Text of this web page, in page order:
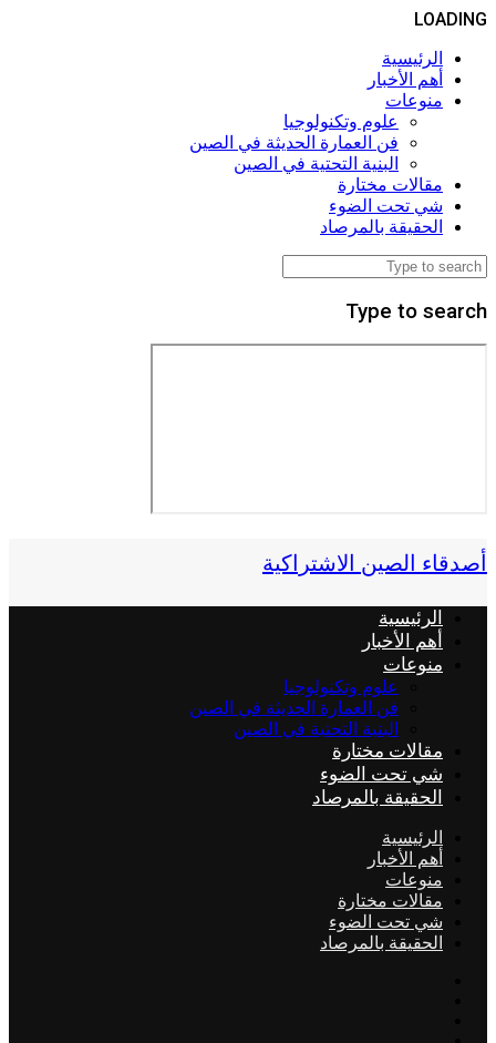
LOADING
الرئيسية
أهم الأخبار
منوعات
علوم وتكنولوجيا
فن العمارة الحديثة في الصين
البنية التحتية في الصين
مقالات مختارة
شي تحت الضوء
الحقيقة بالمرصاد
Type to search
أصدقاء الصين الاشتراكية
الرئيسية
أهم الأخبار
منوعات
علوم وتكنولوجيا
فن العمارة الحديثة في الصين
البنية التحتية في الصين
مقالات مختارة
شي تحت الضوء
الحقيقة بالمرصاد
الرئيسية
أهم الأخبار
منوعات
مقالات مختارة
شي تحت الضوء
الحقيقة بالمرصاد